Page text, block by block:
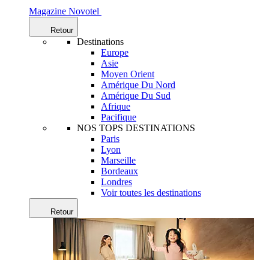
Magazine Novotel
Retour
Destinations
Europe
Asie
Moyen Orient
Amérique Du Nord
Amérique Du Sud
Afrique
Pacifique
NOS TOPS DESTINATIONS
Paris
Lyon
Marseille
Bordeaux
Londres
Voir toutes les destinations
Retour